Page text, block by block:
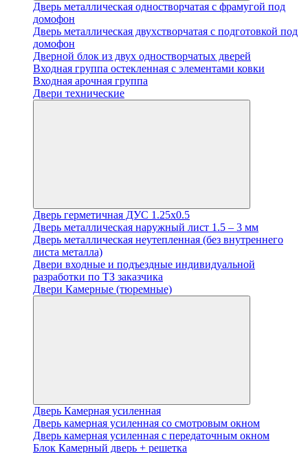
Дверь металлическая одностворчатая с фрамугой под
домофон
Дверь металлическая двухстворчатая с подготовкой под
домофон
Дверной блок из двух одностворчатых дверей
Входная группа остекленная с элементами ковки
Входная арочная группа
Двери технические
Дверь герметичная ДУС 1.25х0.5
Дверь металлическая наружный лист 1.5 – 3 мм
Дверь металлическая неутепленная (без внутреннего
листа металла)
Двери входные и подъездные индивидуальной
разработки по ТЗ заказчика
Двери Камерные (тюремные)
Дверь Камерная усиленная
Дверь камерная усиленная со смотровым окном
Дверь камерная усиленная с передаточным окном
Блок Камерный дверь + решетка